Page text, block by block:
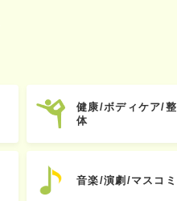
健康/ボディケア/整
体
音楽/演劇/マスコミ